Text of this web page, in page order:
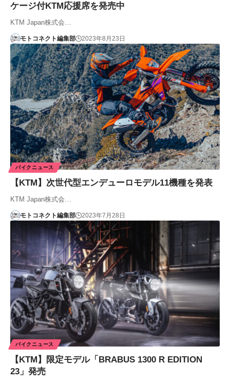
ケージ付KTM応援席を発売中
KTM Japan株式会…
モトコネクト編集部 2023年8月23日
バイクニュース
【KTM】次世代型エンデューロモデル11機種を発表
KTM Japan株式会…
モトコネクト編集部 2023年7月28日
バイクニュース
【KTM】限定モデル「BRABUS 1300 R EDITION
23」発売